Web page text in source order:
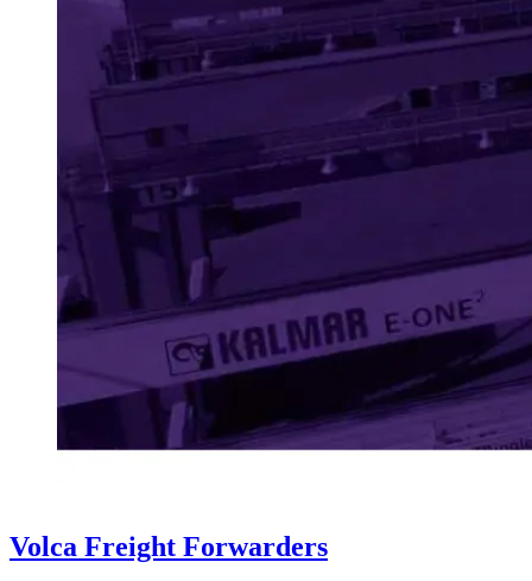
Volca Freight Forwarders